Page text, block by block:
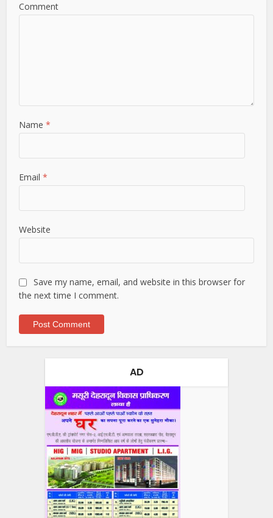
Comment
Name*
Email*
Website
Save my name, email, and website in this browser for
the next time I comment.
AD